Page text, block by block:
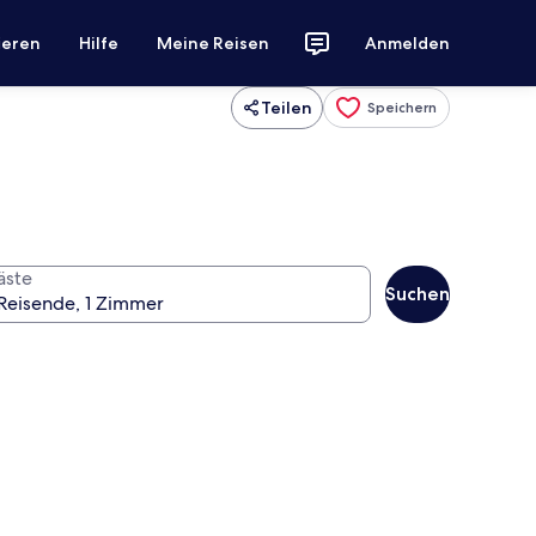
Hilfe Meine Reisen Anmelden
Teilen Speichern
Suchen